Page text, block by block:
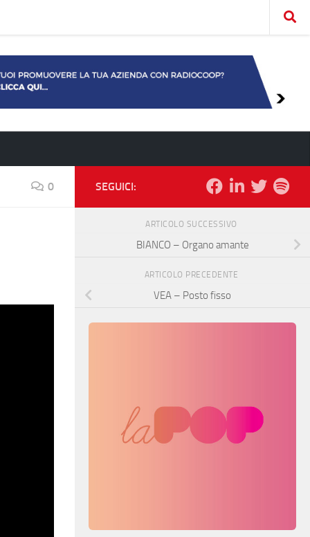
0 SEGUICI:
ARTICOLO SUCCESSIVO
BIANCO – Organo amante
ARTICOLO PRECEDENTE
VEA – Posto fisso